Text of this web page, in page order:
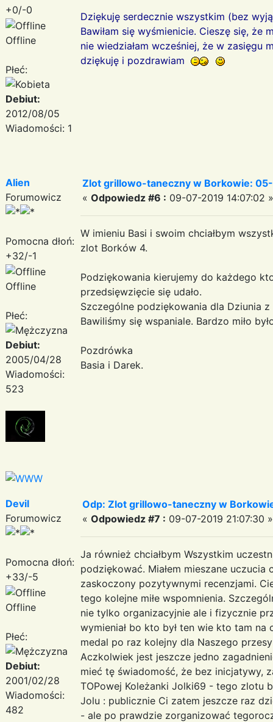
+0/-0
Offline
Płeć:
Debiut:
2012/08/05
Wiadomości: 1
Dziękuję serdecznie wszystkim (bez
Bawiłam się wyśmienicie. Cieszę się, że
nie wiedziałam wcześniej, że w
dziękuję i pozdrawiam
Alien
Forumowicz
Pomocna dłoń:
+32/-1
Offline
Płeć:
Debiut:
2005/04/28
Wiadomości:
523
Zlot grillowo-taneczny w Borkowie:
« Odpowiedz #6 : 09-07-2019 14:07:02 »
W imieniu Basi i swoim chciałbym
zlot Borków 4.
Podziękowania kierujemy do każdego
przedsięwzięcie się udało.
Szczególne podziękowania dla Dziunia
Bawiliśmy się wspaniale. Bardzo miło
Pozdrówka
Basia i Darek.
Devil
Forumowicz
Pomocna dłoń:
+33/-5
Offline
Płeć:
Debiut:
2001/02/28
Wiadomości:
482
Odp: Zlot grillowo-taneczny w
« Odpowiedz #7 : 09-07-2019 21:07:30 »
Ja również chciałbym Wszystkim
podziękować. Miałem mieszane
zaskoczony pozytywnymi recenzjami.
tego kolejne miłe wspomnienia.
nie tylko organizacyjnie ale i fizycznie
wymieniał bo kto był ten wie kto tam na
medal po raz kolejny dla Naszego
Aczkolwiek jest jeszcze jedno
mieć tę świadomość, że bez inicjatywy,
TOPowej Koleżanki Jolki69 - tego zlotu
Jolu : publicznie Ci zatem jeszcze raz
- ale po prawdzie zorganizować